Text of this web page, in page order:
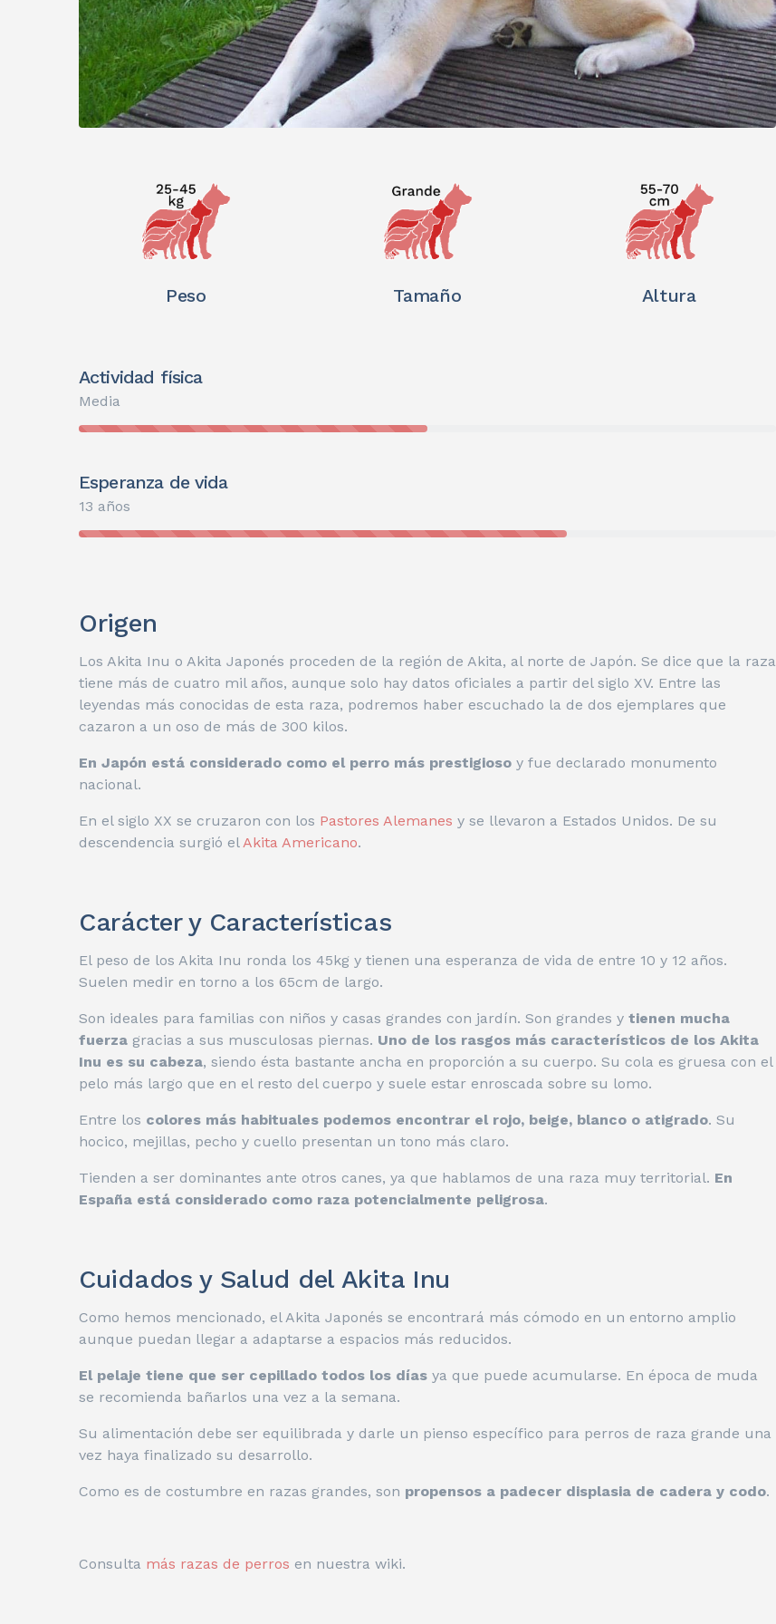
Peso Tamaño Altura
Actividad física
Media
Esperanza de vida
13 años
Origen
Los Akita Inu o Akita Japonés proceden de la región de Akita, al norte de Japón. Se dice que la raza
tiene más de cuatro mil años, aunque solo hay datos oficiales a partir del siglo XV. Entre las
leyendas más conocidas de esta raza, podremos haber escuchado la de dos ejemplares que
cazaron a un oso de más de 300 kilos.
En Japón está considerado como el perro más prestigioso y fue declarado monumento
nacional.
En el siglo XX se cruzaron con los Pastores Alemanes y se llevaron a Estados Unidos. De su
descendencia surgió elAkita Americano.
Carácter y Características
El peso de los Akita Inu ronda los 45kg y tienen una esperanza de vida de entre 10 y 12 años.
Suelen medir en torno a los 65cm de largo.
Son ideales para familias con niños y casas grandes con jardín. Son grandes y tienen mucha
fuerza gracias a sus musculosas piernas. Uno de los rasgos más característicos de los Akita
Inu es su cabeza, siendo ésta bastante ancha en proporción a su cuerpo. Su cola es gruesa con el
pelo más largo que en el resto del cuerpo y suele estar enroscada sobre su lomo.
Entre los colores más habituales podemos encontrar el rojo, beige, blanco o atigrado. Su
hocico, mejillas, pecho y cuello presentan un tono más claro.
Tienden a ser dominantes ante otros canes, ya que hablamos de una raza muy territorial. En
España está considerado como raza potencialmente peligrosa.
Cuidados y Salud del Akita Inu
Como hemos mencionado, el Akita Japonés se encontrará más cómodo en un entorno amplio
aunque puedan llegar a adaptarse a espacios más reducidos.
El pelaje tiene que ser cepillado todos los días ya que puede acumularse. En época de muda
se recomienda bañarlos una vez a la semana.
Su alimentación debe ser equilibrada y darle un pienso específico para perros de raza grande una
vez haya finalizado su desarrollo.
Como es de costumbre en razas grandes, son propensos a padecer displasia de cadera y codo.
Consulta más razas de perros en nuestra wiki.